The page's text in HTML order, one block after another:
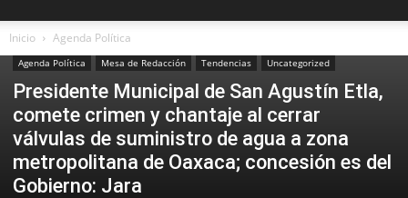
Oaxaca
Inicio Agenda Política
Agenda Política Mesa de Redacción Tendencias Uncategorized
Presidente Municipal de San Agustín Etla,
comete crimen y chantaje al cerrar
válvulas de suministro de agua a zona
metropolitana de Oaxaca; concesión es del
Gobierno: Jara